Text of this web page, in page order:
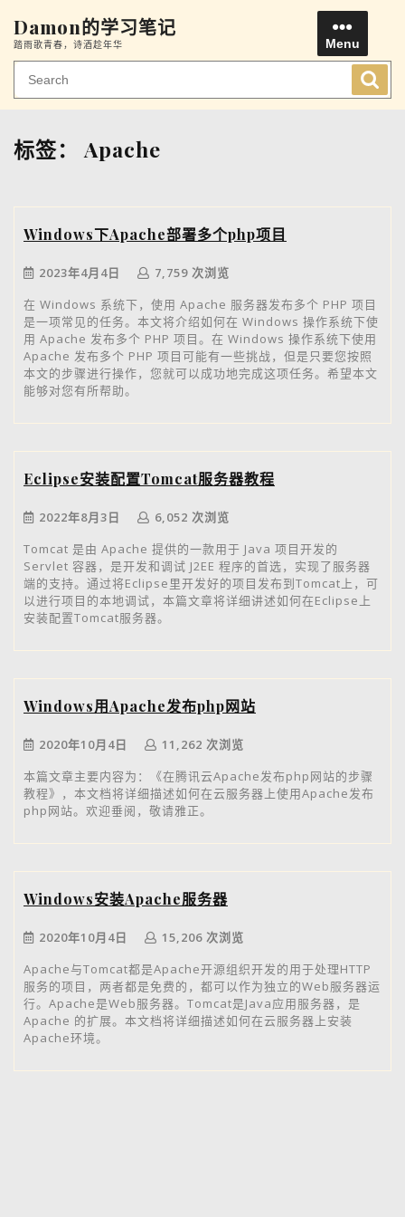
to
content
Damon的学习笔记
踏雨歌青春，诗酒趁年华 Menu
标签：Apache
Windows下Apache部署多个php项目
2023年4月4日
7,759 次浏览
在 Windows 系统下，使用 Apache 服务器发布多个 PHP 项目
是一项常见的任务。本文将介绍如何在 Windows 操作系统下使
用 Apache 发布多个 PHP 项目。在 Windows 操作系统下使用
Apache 发布多个 PHP 项目可能有一些挑战，但是只要您按照
本文的步骤进行操作，您就可以成功地完成这项任务。希望本文
能够对您有所帮助。
Eclipse安装配置Tomcat服务器教程
2022年8月3日
6,052 次浏览
Tomcat 是由 Apache 提供的一款用于 Java 项目开发的
Servlet 容器，是开发和调试 J2EE 程序的首选，实现了服务器
端的支持。通过将Eclipse里开发好的项目发布到Tomcat上，可
以进行项目的本地调试，本篇文章将详细讲述如何在Eclipse上
安装配置Tomcat服务器。
Windows用Apache发布php网站
2020年10月4日
11,262 次浏览
本篇文章主要内容为：《在腾讯云Apache发布php网站的步骤
教程》，本文档将详细描述如何在云服务器上使用Apache发布
php网站。欢迎垂阅，敬请雅正。
Windows安装Apache服务器
2020年10月4日
15,206 次浏览
Apache与Tomcat都是Apache开源组织开发的用于处理HTTP
服务的项目，两者都是免费的，都可以作为独立的Web服务器运
行。Apache是Web服务器。Tomcat是Java应用服务器，是
Apache 的扩展。本文档将详细描述如何在云服务器上安装
Apache环境。